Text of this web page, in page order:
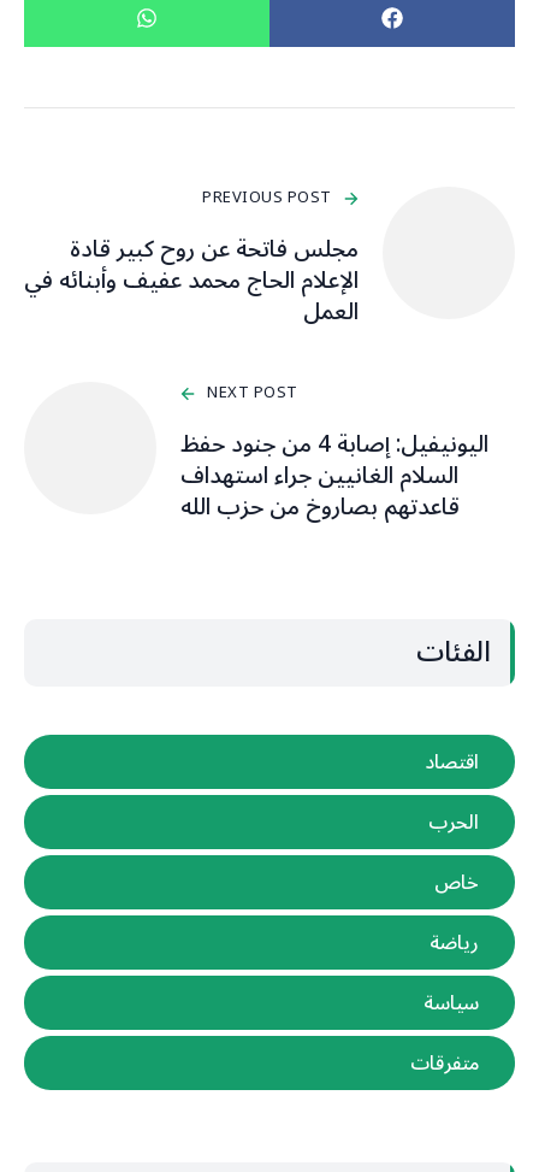
PREVIOUS POST
مجلس فاتحة عن روح كبير قادة
الإعلام الحاج محمد عفيف وأبنائه في
العمل
NEXT POST
اليونيفيل: إصابة 4 من جنود حفظ
السلام الغانيين جراء استهداف
قاعدتهم بصاروخ من حزب الله
الفئات
اقتصاد
الحرب
خاص
رياضة
سياسة
متفرقات